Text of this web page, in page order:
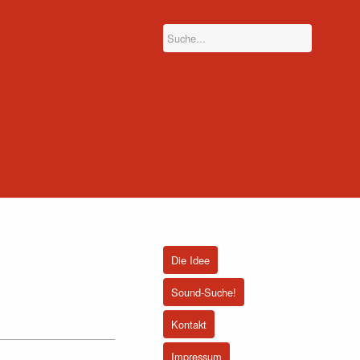
Die Idee
Sound-Suche!
Kontakt
Impressum